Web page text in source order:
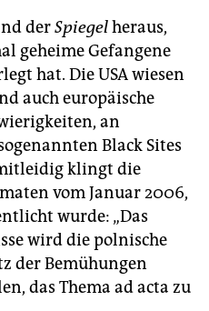
derSpiegelheraus,
geheime Gefangene
hat. Die USA wiesen
auch europäische
an
Black Sites
klingt die
vom Januar 2006,
wurde: „Das
wird die polnische
der Bemühungen
das Thema ad acta zu